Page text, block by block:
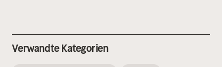
Verwandte Kategorien